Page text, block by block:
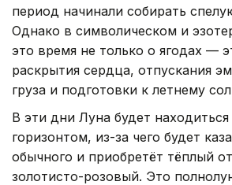
период начинали собирать
Однако в символическом и
это время не только о ягодах —
раскрытия сердца, отпускания
груза и подготовки к летнему
В эти дни Луна будет
горизонтом, из-за чего будет
обычного и приобретёт тёплый
золотисто-розовый. Это